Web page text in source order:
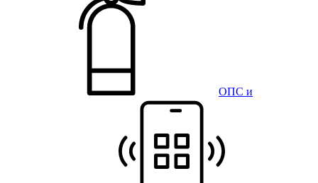
ОПС и